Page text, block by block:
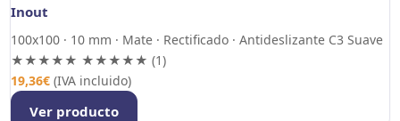
Inout
100x100 · 10 mm · Mate · Rectificado · Antideslizante C3 Suave
★★★★★ ★★★★★ (1)
19,36€ (IVA incluido)
Ver producto